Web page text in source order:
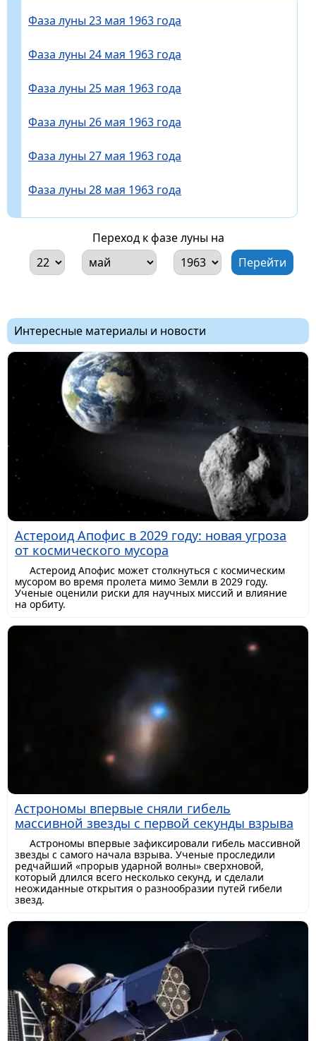
Фаза луны 23 мая 1963 года
Фаза луны 24 мая 1963 года
Фаза луны 25 мая 1963 года
Фаза луны 26 мая 1963 года
Фаза луны 27 мая 1963 года
Фаза луны 28 мая 1963 года
Переход к фазе луны на
Интересные материалы и новости
Астероид Апофис в 2029 году: новая угроза
от космического мусора
Астероид Апофис может столкнуться с космическим
мусором во время пролета мимо Земли в 2029 году.
Ученые оценили риски для научных миссий и влияние
на орбиту.
Астрономы впервые сняли гибель
массивной звезды с первой секунды взрыва
Астрономы впервые зафиксировали гибель массивной
звезды с самого начала взрыва. Ученые проследили
редчайший «прорыв ударной волны» сверхновой,
который длился всего несколько секунд, и сделали
неожиданные открытия о разнообразии путей гибели
звезд.